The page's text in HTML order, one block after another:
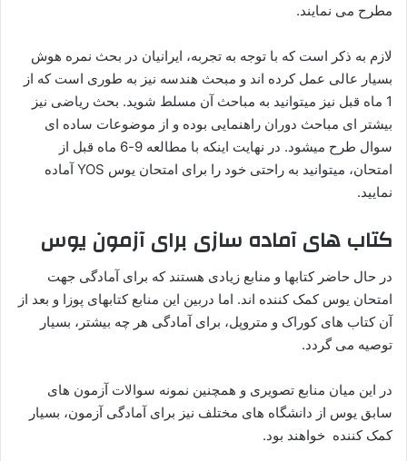
مطرح می نمایند.
لازم به ذکر است که با توجه به تجربه، ایرانیان در بحث نمره هوش
بسیار عالی عمل کرده اند و مبحث هندسه نیز به طوری است که از
1 ماه قبل نیز میتوانید به مباحث آن مسلط شوید. بحث ریاضی نیز
بیشتر ای مباحث دوران راهنمایی بوده و از موضوعات ساده ای
سوال طرح میشود. در نهایت اینکه با مطالعه 9-6 ماه قبل از
امتحان، میتوانید به راحتی خود را برای امتحان یوس YOS آماده
نمایید.
کتاب های آماده سازی برای آزمون یوس
در حال حاضر کتابها و منابع زیادی هستند که برای آمادگی جهت
امتحان یوس کمک کننده اند. اما دربین این منابع کتابهای پوزا و بعد از
آن کتاب های کوراک و متروپل، برای آمادگی هر چه بیشتر، بسیار
توصیه می گردد.
در این میان منابع تصویری و همچنین نمونه سوالات آزمون های
سابق یوس از دانشگاه های مختلف نیز برای آمادگی آزمون، بسیار
کمک کننده خواهند بود.